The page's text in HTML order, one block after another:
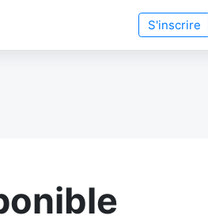
S'inscrire